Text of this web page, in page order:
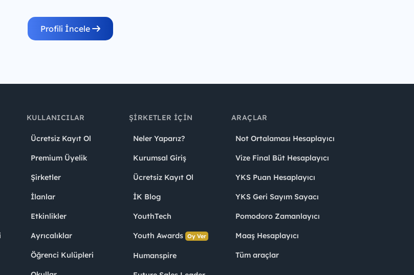
Profili İncele
KULLANICILAR
Ücretsiz Kayıt Ol
Premium Üyelik
Şirketler
İlanlar
Etkinlikler
Ayrıcalıklar
Öğrenci Kulüpleri
ŞIRKETLER İÇIN
Neler Yaparız?
Kurumsal Giriş
Ücretsiz Kayıt Ol
İK Blog
YouthTech
Youth Awards Oy Ver
Humanspire
ARAÇLAR
Not Ortalaması Hesaplayıcı
Vize Final Büt Hesaplayıcı
YKS Puan Hesaplayıcı
YKS Geri Sayım Sayacı
Pomodoro Zamanlayıcı
Maaş Hesaplayıcı
Tüm araçlar